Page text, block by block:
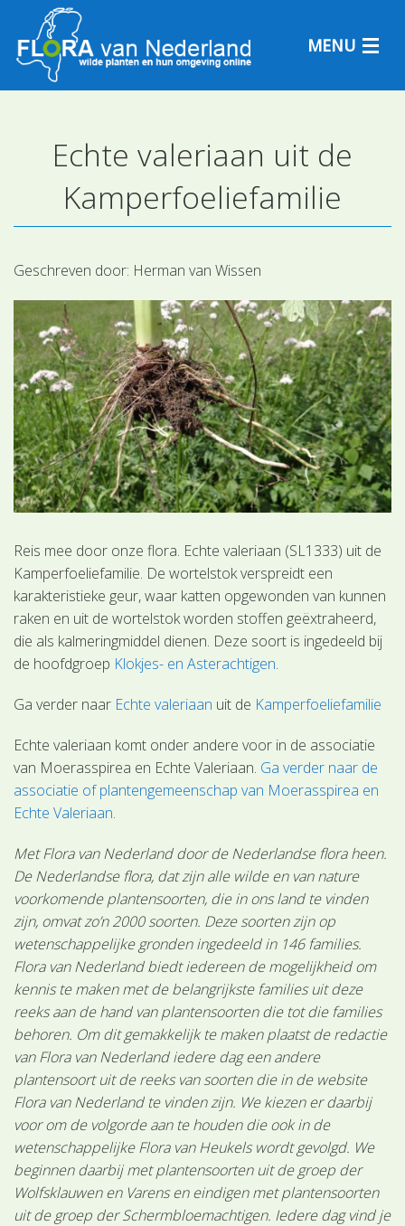
MENU
Plantensoorten
Plantengemeenschappen
Determineren
Echte valeriaan uit de
Kamperfoeliefamilie
Geschreven door: Herman van Wissen
Reis mee door onze flora. Echte valeriaan (SL1333) uit de
Kamperfoeliefamilie. De wortelstok verspreidt een
karakteristieke geur, waar katten opgewonden van kunnen
raken en uit de wortelstok worden stoffen geëxtraheerd,
die als kalmeringmiddel dienen. Deze soort is ingedeeld bij
de hoofdgroep Klokjes- en Asterachtigen.
Ga verder naar Echte valeriaan uit de Kamperfoeliefamilie
Echte valeriaan komt onder andere voor in de associatie
van Moerasspirea en Echte Valeriaan. Ga verder naar de
associatie of plantengemeenschap van Moerasspirea en
Echte Valeriaan.
Met Flora van Nederland door de Nederlandse flora heen.
De Nederlandse flora, dat zijn alle wilde en van nature
voorkomende plantensoorten, die in ons land te vinden
zijn, omvat zo’n 2000 soorten. Deze soorten zijn op
wetenschappelijke gronden ingedeeld in 146 families.
Flora van Nederland biedt iedereen de mogelijkheid om
kennis te maken met de belangrijkste families uit deze
reeks aan de hand van plantensoorten die tot die families
behoren. Om dit gemakkelijk te maken plaatst de redactie
van Flora van Nederland iedere dag een andere
plantensoort uit de reeks van soorten die in de website
Flora van Nederland te vinden zijn. We kiezen er daarbij
voor om de volgorde aan te houden die ook in de
wetenschappelijke Flora van Heukels wordt gevolgd. We
beginnen daarbij met plantensoorten uit de groep der
Wolfsklauwen en Varens en eindigen met plantensoorten
uit de groep der Schermbloemachtigen. Iedere dag vind je